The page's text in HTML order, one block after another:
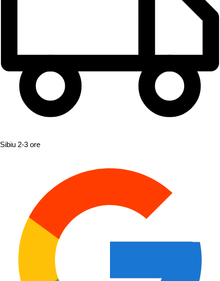
Sibiu 2-3 ore